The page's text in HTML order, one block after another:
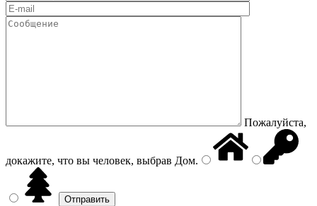
Пожалуйста,
докажите, что вы человек, выбрав Дом.